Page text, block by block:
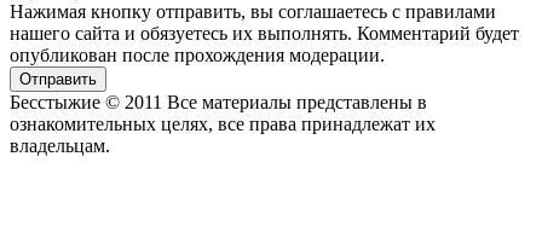
Нажимая кнопку отправить, вы соглашаетесь с правилами
нашего сайта и обязуетесь их выполнять. Комментарий будет
опубликован после прохождения модерации.
Отправить
Бесстыжие © 2011 Все материалы представлены в
ознакомительных целях, все права принадлежат их
владельцам.